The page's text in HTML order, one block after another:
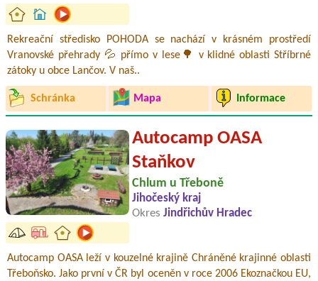
Rekreační středisko POHODA se nachází v krásném prostředí
Vranovské přehrady 💦 přímo v lese🌳 v klidné oblasti Stříbrné
zátoky u obce Lančov. V naš..
Schránka Mapa Informace
Autocamp OASA
Staňkov
Chlum u Třeboně
Jihočeský kraj
Okres Jindřichův Hradec
Autocamp OASA leží v kouzelné krajině Chráněné krajinné oblasti
Třeboňsko. Jako první v ČR byl oceněn v roce 2006 Ekoznačkou EU,